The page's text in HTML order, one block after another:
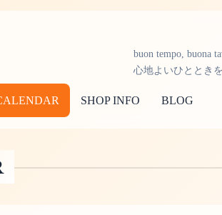
buon tempo, buona
心地よいひととき
SHOP INFO BLOG